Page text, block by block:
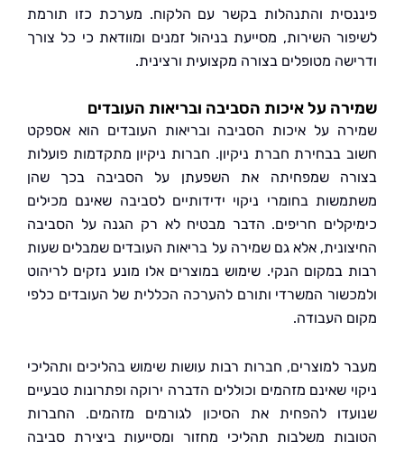
והתנהלות בקשר עם הלקוח. מערכת כזו תורמת
השירות, מסייעת בניהול זמנים ומוודאת כי כל צורך
מטופלים בצורה מקצועית ורצינית.
על איכות הסביבה ובריאות העובדים
על איכות הסביבה ובריאות העובדים הוא אספקט
בבחירת חברת ניקיון. חברות ניקיון מתקדמות פועלות
שמפחיתה את השפעתן על הסביבה בכך שהן
בחומרי ניקוי ידידותיים לסביבה שאינם מכילים
חריפים. הדבר מבטיח לא רק הגנה על הסביבה
אלא גם שמירה על בריאות העובדים שמבלים שעות
במקום הנקי. שימוש במוצרים אלו מונע נזקים לריהוט
המשרדי ותורם להערכה הכללית של העובדים כלפי
העבודה.
למוצרים, חברות רבות עושות שימוש בהליכים ותהליכי
שאינם מזהמים וכוללים הדברה ירוקה ופתרונות טבעיים
להפחית את הסיכון לגורמים מזהמים. החברות
משלבות תהליכי מחזור ומסייעות ביצירת סביבה